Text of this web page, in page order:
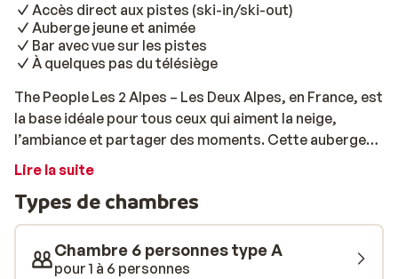
Accès direct aux pistes (ski-in/ski-out)
Auberge jeune et animée
Bar avec vue sur les pistes
À quelques pas du télésiège
The People Les 2 Alpes – Les Deux Alpes, en France, est
la base idéale pour tous ceux qui aiment la neige,
l’ambiance et partager des moments. Cette auberge
moderne se situe directement sur les pistes, à
chausser vos skis depuis la terrasse pour partir à la
découverte du vaste domaine skiable des Deux Alpes.
Le bâtiment arbore un style frais et contemporain,
pensé pour le confort et la convivialité. On y retrouve
Lire la suite
Types de chambres
Chambre 6 personnes type A
pour 1 à 6 personnes